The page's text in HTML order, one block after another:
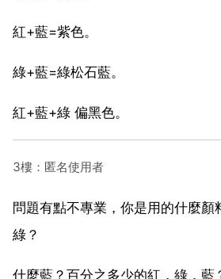
紅+藍=紫色。
綠+藍=綠松石藍。
紅+藍+綠 偏黑色。
3樓：匿名使用者
問題有點不專業，你是用的什麼顏
綠？
什麼藍？百分之多少的紅，綠，藍